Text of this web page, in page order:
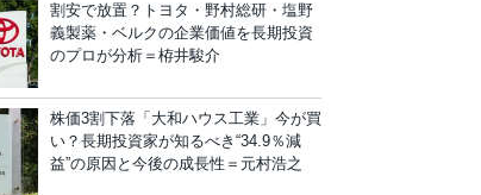
割安で放置？トヨタ・野村総研・塩野
義製薬・ベルクの企業価値を長期投資
のプロが分析＝栫井駿介
株価3割下落「大和ハウス工業」今が買
い？長期投資家が知るべき“34.9％減
益”の原因と今後の成長性＝元村浩之